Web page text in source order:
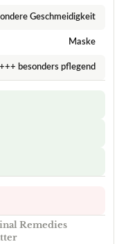
Geschmeidigkeit
Maske
+++ besonders pflegend
Remedies